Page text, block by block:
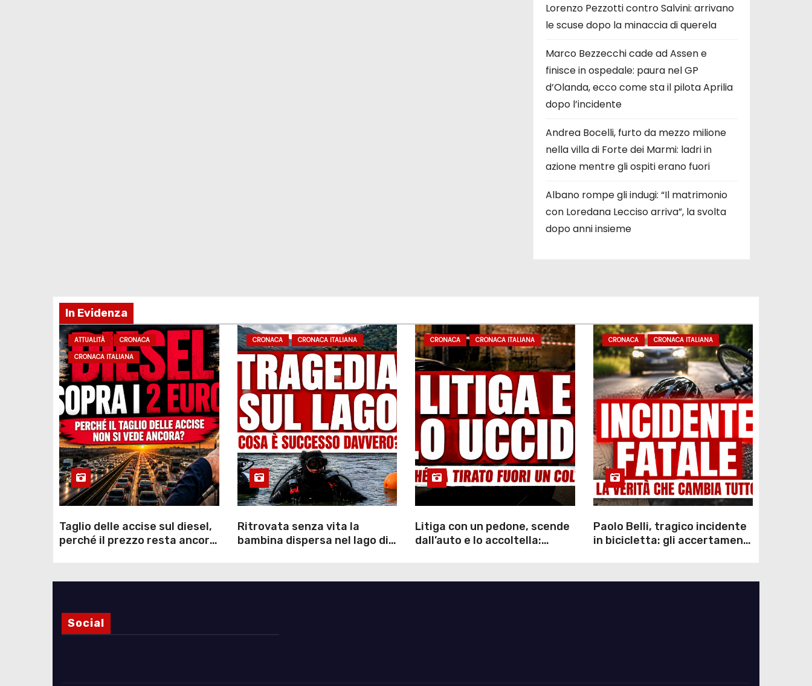
Lorenzo Pezzotti contro Salvini: arrivano
le scuse dopo la minaccia di querela
Marco Bezzecchi cade ad Assen e
finisce in ospedale: paura nel GP
d’Olanda, ecco come sta il pilota Aprilia
dopo l’incidente
Andrea Bocelli, furto da mezzo milione
nella villa di Forte dei Marmi: ladri in
azione mentre gli ospiti erano fuori
Albano rompe gli indugi: “Il matrimonio
con Loredana Lecciso arriva”, la svolta
dopo anni insieme
In Evidenza
ATTUALITÀ
CRONACA
CRONACA ITALIANA
Taglio delle accise sul diesel,
perché il prezzo resta ancora
CRONACA CRONACA ITALIANA
Ritrovata senza vita la
bambina dispersa nel lago di
CRONACA CRONACA ITALIANA
Litiga con un pedone, scende
dall’auto e lo accoltella:
CRONACA CRONACA ITALIANA
Paolo Belli, tragico incidente
in bicicletta: gli accertamenti
chiarire
Social